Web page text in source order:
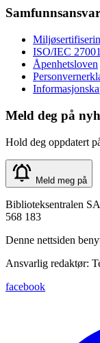
Samfunnsansvar
ISO/IEC 27001
Åpenhetsloven
Meld deg på
Hold deg oppdatert
Meld meg på
Biblioteksentralen
568 183
Denne nettsiden
Ansvarlig redaktør:
facebook